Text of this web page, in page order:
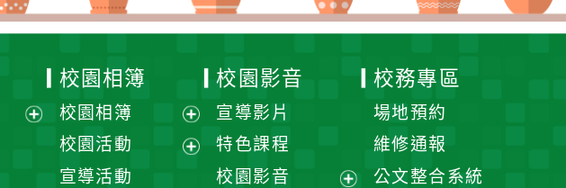
校園相簿
校園相簿
展
開
校園活動
宣導活動
校園影音
宣導影片
特色課程
校園影音
校務專區
場地預約
維修通報
公文整合系統